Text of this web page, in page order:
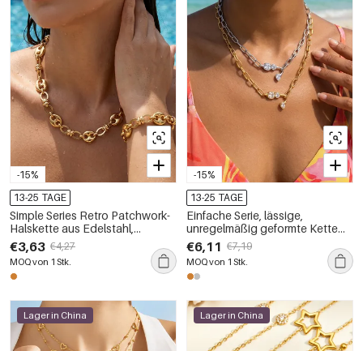
-15%
13-25 TAGE
Simple Series Retro Patchwork-
Halskette aus Edelstahl,
wasserdicht, goldfarben, mit
unregelmäßiger Form
€3,63 €4,27
MOQ von 1 Stk.
-15%
13-25 TAGE
Einfache Serie, lässige,
unregelmäßig geformte Kette
aus Edelstahl, wasserdicht,
goldfarben, mit Zirkonia-
Anhänger für Damen
€6,11 €7,19
MOQ von 1 Stk.
Lager in China Lager in China